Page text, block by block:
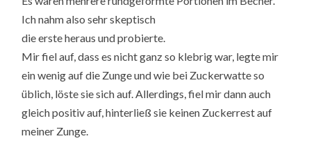
Ich nahm also sehr skeptisch
die erste heraus und probierte.
Mir fiel auf, dass es nicht ganz so klebrig war, legte mir
ein wenig auf die Zunge und wie bei Zuckerwatte so
üblich, löste sie sich auf. Allerdings, fiel mir dann auch
gleich positiv auf, hinterließ sie keinen Zuckerrest auf
meiner Zunge.